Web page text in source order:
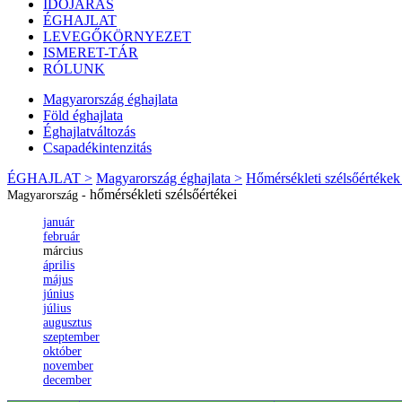
IDŐJÁRÁS
ÉGHAJLAT
LEVEGŐKÖRNYEZET
ISMERET-TÁR
RÓLUNK
Magyarország éghajlata
Föld éghajlata
Éghajlatváltozás
Csapadékintenzitás
ÉGHAJLAT > Magyarország éghajlata > Hőmérsékleti
Magyarország - hőmérsékleti szélsőértékei
január
február
március
április
május
június
július
augusztus
szeptember
október
november
december